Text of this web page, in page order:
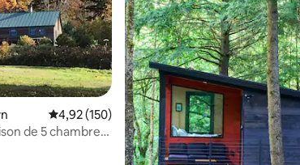
Note moyenne de 4,92 sur 5, 150
4,92 (150)
de 5 chambres